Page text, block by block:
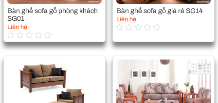
Bàn ghế sofa gỗ phòng khách
SG01
Liên hệ
Bàn ghế sofa gỗ giá rẻ SG14
Liên hệ